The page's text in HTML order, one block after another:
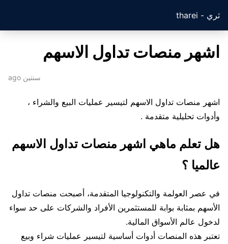
ثري - tharei
اشهر منصات تداول الاسهم
سنتين ago
اشهر منصات تداول الاسهم لتيسير عمليات البيع والشراء ،
وأدوات تحليلية متقدمة .
هل تعلم ماهي اشهر منصات تداول الاسهم
عالميا ؟
في عصر العولمة والتكنولوجيا المتقدمة، أصبحت منصات تداول
الأسهم بمثابة بوابة للمستثمرين الأفراد والشركات على حد سواء
لدخول عالم الأسواق المالية.
تعتبر هذه المنصات أدوات أساسية لتيسير عمليات شراء وبيع